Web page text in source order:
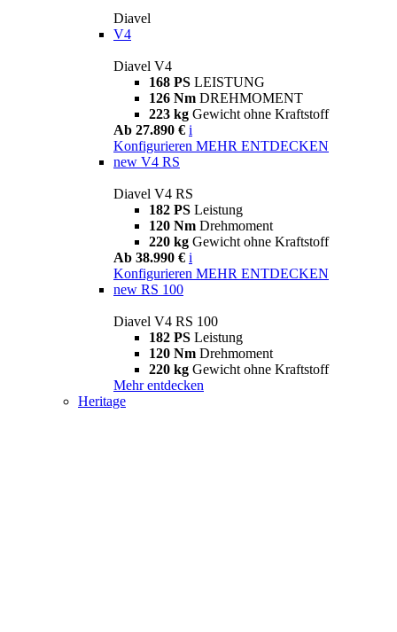
Diavel
V4
Diavel V4
168 PS LEISTUNG
126 Nm DREHMOMENT
223 kg Gewicht ohne Kraftstoff
Ab 27.890 € i
Konfigurieren MEHR ENTDECKEN
new V4 RS
Diavel V4 RS
182 PS Leistung
120 Nm Drehmoment
220 kg Gewicht ohne Kraftstoff
Ab 38.990 € i
Konfigurieren MEHR ENTDECKEN
new RS 100
Diavel V4 RS 100
182 PS Leistung
120 Nm Drehmoment
220 kg Gewicht ohne Kraftstoff
Mehr entdecken
Heritage